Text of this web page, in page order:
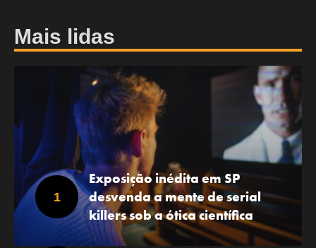
Mais lidas
Exposição inédita em SP
desvenda a mente de serial
killers sob a ótica científica